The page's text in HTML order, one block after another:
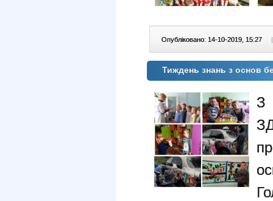
Опубліковано: 14-10-2019, 15:27 |
Тиждень знань з основ
З